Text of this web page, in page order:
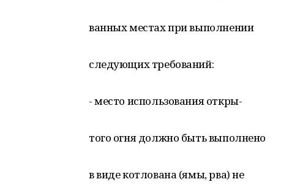
ванных местах при выполнении
следующих требований:
- место использования откры-
того огня должно быть выполнено
в виде котлована (ямы, рва) не